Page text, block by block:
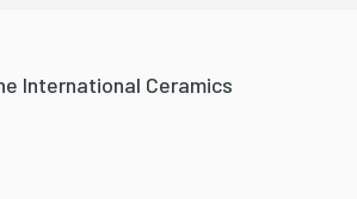
International Ceramics